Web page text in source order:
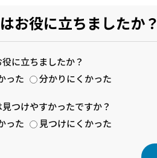
お役に立ちましたか？
に立ちましたか？
った
分かりにくかった
つけやすかったですか？
った
見つけにくかった